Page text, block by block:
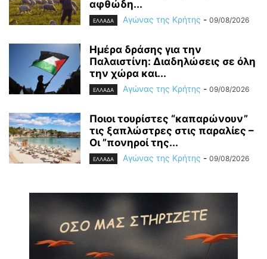
αφθώδη...
ΕΛΛΑΔΑ Αγώνας της Κρήτης - 09/08/2026
Ημέρα δράσης για την
Παλαιστίνη: Διαδηλώσεις σε όλη
την χώρα και...
ΕΛΛΑΔΑ Αγώνας της Κρήτης - 09/08/2026
Ποιοι τουρίστες “καπαρώνουν”
τις ξαπλώστρες στις παραλίες –
Οι ”πονηροί της...
ΕΛΛΑΔΑ Αγώνας της Κρήτης - 09/08/2026